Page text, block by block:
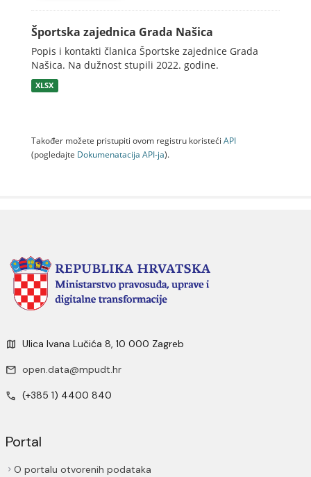
Športska zajednica Grada Našica
Popis i kontakti članica Športske zajednice Grada
Našica. Na dužnost stupili 2022. godine.
XLSX
Također možete pristupiti ovom registru koristeći API
(pogledajte Dokumenаtаcijа API-jа).